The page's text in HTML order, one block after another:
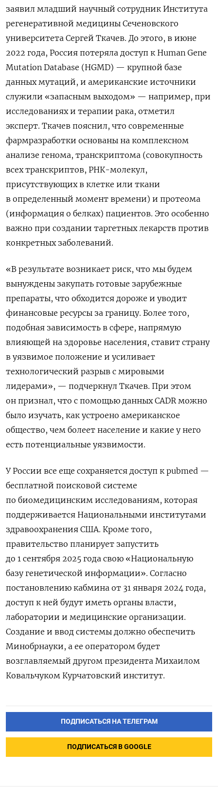
заявил младший научный сотрудник Института
регенеративной медицины Сеченовского
университета Сергей Ткачев. До этого, в июне
2022 года, Россия потеряла доступ к Human Gene
Mutation Database (HGMD) — крупной базе
данных мутаций, и американские источники
служили «запасным выходом» — например, при
исследованиях и терапии рака, отметил
эксперт. Ткачев пояснил, что современные
фармразработки основаны на комплексном
анализе генома, транскриптома (совокупность
всех транскриптов, РНК-молекул,
присутствующих в клетке или ткани
в определенный момент времени) и протеома
(информация о белках) пациентов. Это особенно
важно при создании таргетных лекарств против
конкретных заболеваний.
«В результате возникает риск, что мы будем
вынуждены закупать готовые зарубежные
препараты, что обходится дороже и уводит
финансовые ресурсы за границу. Более того,
подобная зависимость в сфере, напрямую
влияющей на здоровье населения, ставит страну
в уязвимое положение и усиливает
технологический разрыв с мировыми
лидерами», — подчеркнул Ткачев. При этом
он признал, что с помощью данных CADR можно
было изучать, как устроено американское
общество, чем болеет население и какие у него
есть потенциальные уязвимости.
У России все еще сохраняется доступ к pubmed —
бесплатной поисковой системе
по биомедицинским исследованиям, которая
поддерживается Национальными институтами
здравоохранения США. Кроме того,
правительство планирует запустить
до 1 сентября 2025 года свою «Национальную
базу генетической информации». Согласно
постановлению кабмина от 31 января 2024 года,
доступ к ней будут иметь органы власти,
лаборатории и медицинские организации.
Создание и ввод системы должно обеспечить
Минобрнауки, а ее оператором будет
возглавляемый другом президента Михаилом
Ковальчуком Курчатовский институт.
ПОДПИСАТЬСЯ НА ТЕЛЕГРАМ
ПОДПИСАТЬСЯ В GOOGLE